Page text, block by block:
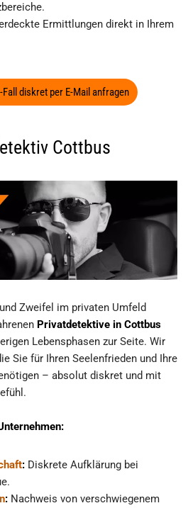
Ermittlungen direkt in Ihrem
diskret per E-Mail anfragen
Cottbus
Zweifel im privaten Umfeld
Privatdetektive in Cottbus
Lebensphasen zur Seite. Wir
Sie für Ihren Seelenfrieden und Ihre
– absolut diskret und mit
: Diskrete Aufklärung bei
: Nachweis von verschwiegenem